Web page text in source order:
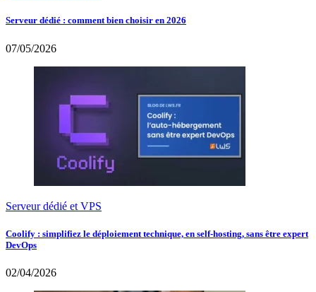
Serveur dédié : comment bien choisir en 2026
07/05/2026
Serveur dédié et VPS
Coolify : simplifiez le déploiement technique, en self-hosting, sans être expert
DevOps
02/04/2026